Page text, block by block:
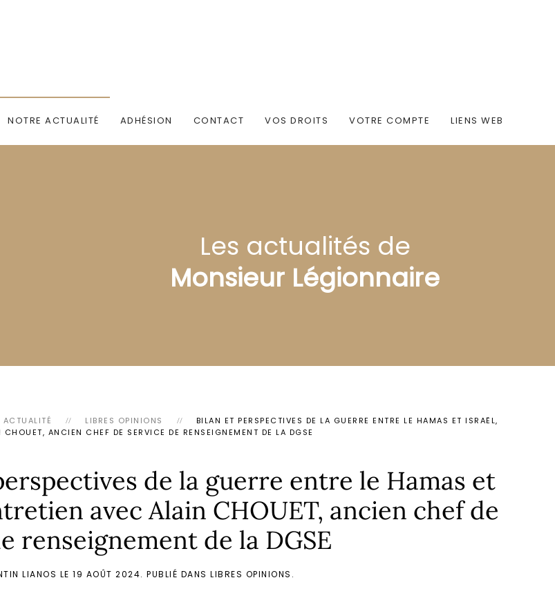
NOTRE ACTUALITÉ ADHÉSION CONTACT VOS DROITS VOTRE COMPTE LIENS WEB
Les actualités de
Monsieur Légionnaire
ACTUALITÉ LIBRES OPINIONS
BILAN ET PERSPECTIVES DE LA GUERRE ENTRE LE HAMAS ET ISRAËL,
ANCIEN CHEF DE SERVICE DE RENSEIGNEMENT DE LA DGSE
de la guerre entre le Hamas et
avec Alain CHOUET, ancien chef de
renseignement de la DGSE
LIANOS LE 19 AOÛT 2024. PUBLIÉ DANS LIBRES OPINIONS .